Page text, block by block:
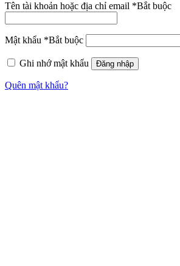
Tên tài khoản hoặc địa chỉ email *Bắt buộc
Mật khẩu *Bắt buộc
Ghi nhớ mật khẩu Đăng nhập
Quên mật khẩu?